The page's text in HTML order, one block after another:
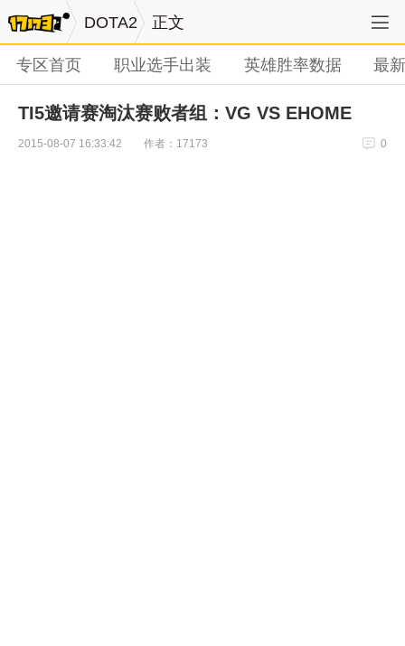
DOTA2 正文
专区首页 职业选手出装 英雄胜率数据 最
TI5邀请赛淘汰赛败者组：VG VS EHOME
2015-08-07 16:33:42 作者：17173 0